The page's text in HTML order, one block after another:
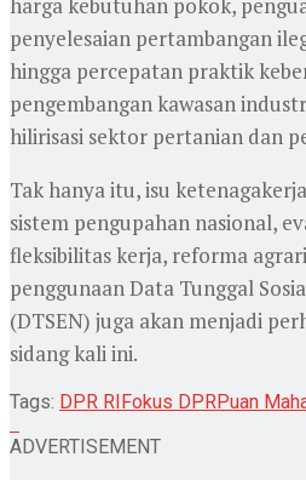
harga kebutuhan pokok,
penyelesaian pertambangan
hingga percepatan praktik
pengembangan kawasan
hilirisasi sektor pertanian dan
Tak hanya itu, isu
sistem pengupahan nasional,
fleksibilitas kerja, reforma
penggunaan Data Tunggal
(DTSEN) juga akan menjadi
sidang kali ini.
Tags: DPR RI Fokus DPRPuan
ADVERTISEMENT